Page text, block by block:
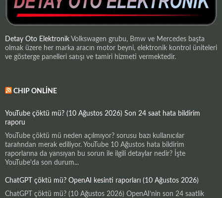
Detay Oto Elektronik Volkswagen grubu, Bmw ve Mercedes başta
olmak üzere her marka aracın motor beyni, elektronik kontrol üniteleri
ve gösterge panelleri satışı ve tamiri hizmeti vermektedir.
CHIP ONLINE
YouTube çöktü mü? (10 Ağustos 2026) Son 24 saat hata bildirim
raporu
YouTube çöktü mü neden açılmıyor? sorusu bazı kullanıcılar
tarafından merak ediliyor. YouTube 10 Ağustos hata bildirim
raporlarına da yansıyan bu sorun ile ilgili detaylar nedir? İşte
YouTube'da son durum...
ChatGPT çöktü mü? OpenAI kesinti raporları (10 Ağustos 2026)
ChatGPT çöktü mü? (10 Ağustos 2026) OpenAI’nin son 24 saatlik